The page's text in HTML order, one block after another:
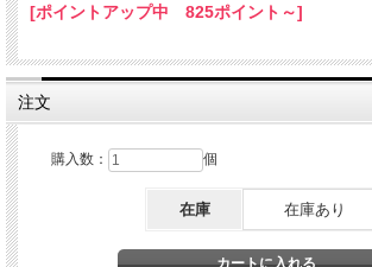
◆屋外で電源として12Vバッテリーを使
テリー収納用ボックスです
◆バッテリーが雨に濡れるのを防ぎます
[ポイントアップ中 825ポイント～]
注文
購入数： 個
在庫 在庫あり